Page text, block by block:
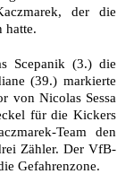
der die
hatte.
Scepanik (3.) die
(39.) markierte
von Nicolas Sessa
für die Kickers
Team den
Zähler. Der VfB-
Gefahrenzone.